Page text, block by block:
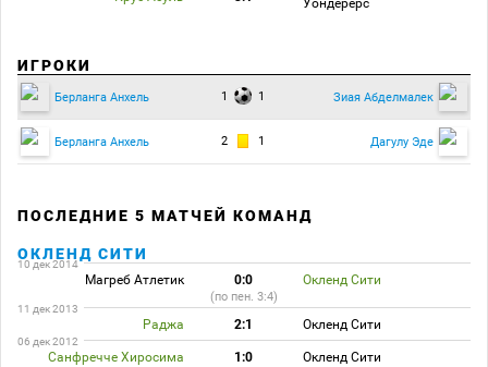
Уондерерс
ИГРОКИ
Берланга Анхель 1 1 Зиая Абделмалек
Берланга Анхель 2 1 Дагулу Эде
ПОСЛЕДНИЕ 5 МАТЧЕЙ КОМАНД
ОКЛЕНД СИТИ
10 дек 2014
Магреб Атлетик 0:0 Окленд Сити
(по пен. 3:4)
11 дек 2013
Раджа 2:1 Окленд Сити
06 дек 2012
Санфречче Хиросима 1:0 Окленд Сити